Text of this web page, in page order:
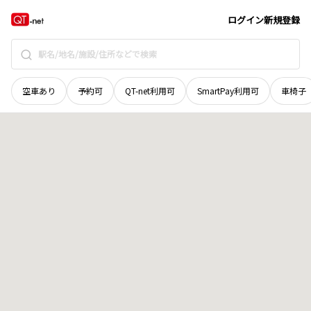
ログイン新規登録
空車あり 予約可 QT-net利用可 SmartPay利用可 車椅子
福井県